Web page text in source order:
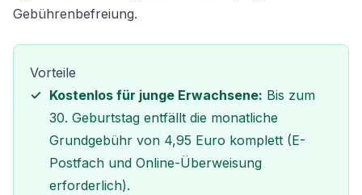
Gebührenbefreiung.
Vorteile
Kostenlos für junge Erwachsene: Bis zum
30. Geburtstag entfällt die monatliche
Grundgebühr von 4,95 Euro komplett (E-
Postfach und Online-Überweisung
erforderlich).